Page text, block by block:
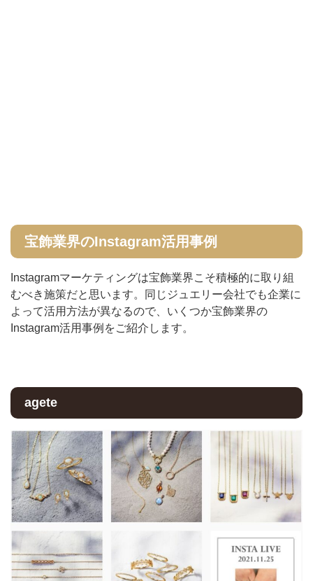
宝飾業界のInstagram活用事例
Instagramマーケティングは宝飾業界こそ積極的に取り組
むべき施策だと思います。同じジュエリー会社でも企業に
よって活用方法が異なるので、いくつか宝飾業界の
Instagram活用事例をご紹介します。
agete